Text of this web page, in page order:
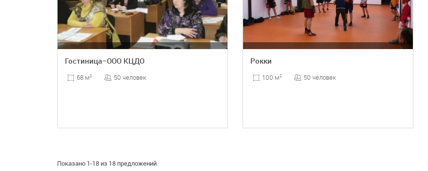
Гостиница–ООО КЦДО
68 м2 50 человек
Рокки
100 м2 50 человек
Показано 1-18 из 18 предложений